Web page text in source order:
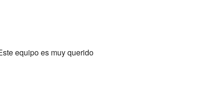
equipo es muy querido